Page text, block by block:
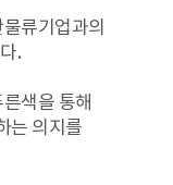
류기업과의
.
색을 통해
는 의지를